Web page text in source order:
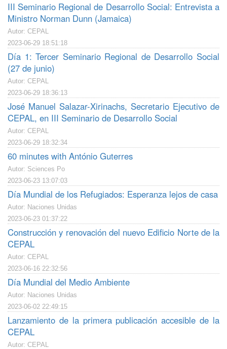
III Seminario Regional de Desarrollo Social: Entrevista a
Ministro Norman Dunn (Jamaica)
Autor: CEPAL
2023-06-29 18:51:18
Día 1: Tercer Seminario Regional de Desarrollo Social
(27 de junio)
Autor: CEPAL
2023-06-29 18:36:13
José Manuel Salazar-Xirinachs, Secretario Ejecutivo de
CEPAL, en III Seminario de Desarrollo Social
Autor: CEPAL
2023-06-29 18:32:34
60 minutes with António Guterres
Autor: Sciences Po
2023-06-23 13:07:03
Día Mundial de los Refugiados: Esperanza lejos de casa
Autor: Naciones Unidas
2023-06-23 01:37:22
Construcción y renovación del nuevo Edificio Norte de la
CEPAL
Autor: CEPAL
2023-06-16 22:32:56
Día Mundial del Medio Ambiente
Autor: Naciones Unidas
2023-06-02 22:49:15
Lanzamiento de la primera publicación accesible de la
CEPAL
Autor: CEPAL